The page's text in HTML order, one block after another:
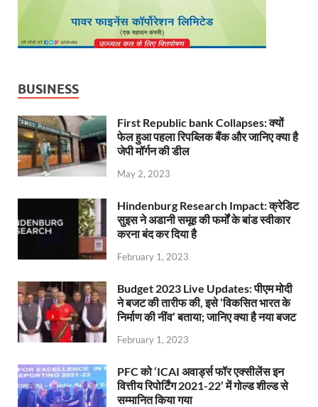
BUSINESS
First Republic bank Collapses: क्यों
फेल हुआ पहला रिपब्लिक बैंक और जानिए क्या है
जेपी मॉर्गन की डील
May 2, 2023
Hindenburg Research Impact: क्रेडिट
सुइस ने अडानी समूह की फर्मों के बांड स्वीकार
करना बंद कर दिया है
February 1, 2023
Budget 2023 Live Updates: पीएम मोदी
ने बजट की तारीफ की, इसे ‘विकसित भारत के
निर्माण की नींव’ बताया; जानिए क्या है नया बजट
February 1, 2023
PFC को ‘ICAI अवार्ड्स फॉर एक्सीलेंस इन
वित्तीय रिपोर्टिंग 2021-22’ में गोल्ड शील्ड से
सम्मानित किया गया